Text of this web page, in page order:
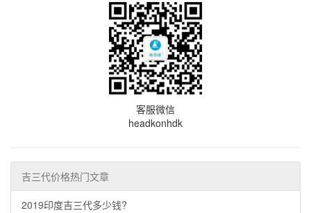
客服微信
headkonhdk
吉三代价格热门文章
2019印度吉三代多少钱?